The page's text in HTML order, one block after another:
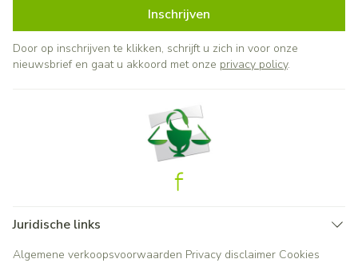
Inschrijven
Door op inschrijven te klikken, schrijft u zich in voor onze
nieuwsbrief en gaat u akkoord met onze privacy policy.
Juridische links
Algemene verkoopsvoorwaarden Privacy disclaimer Cookies